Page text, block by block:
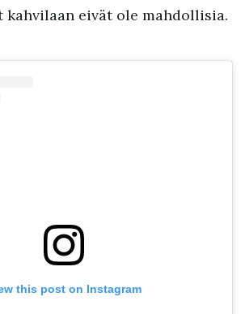
kahvilaan eivät ole mahdollisia.
this post on Instagram